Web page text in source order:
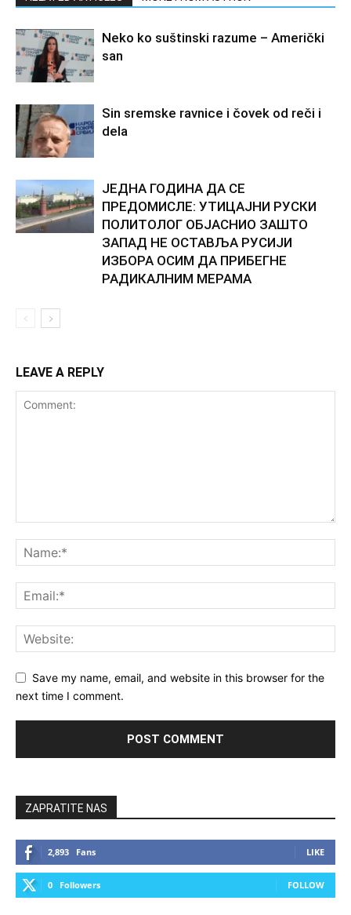
Neko ko suštinski razume – Američki
san
Sin sremske ravnice i čovek od reči i
dela
ЈЕДНА ГОДИНА ДА СЕ
ПРЕДОМИСЛЕ: УТИЦАЈНИ РУСКИ
ПОЛИТОЛОГ ОБЈАСНИО ЗАШТО
ЗАПАД НЕ ОСТАВЉА РУСИЈИ
ИЗБОРА ОСИМ ДА ПРИБЕГНЕ
РАДИКАЛНИМ МЕРАМА
LEAVE A REPLY
Save my name, email, and website in this browser for the
next time I comment.
ZAPRATITE NAS
2,893 Fans LIKE
0 Followers FOLLOW